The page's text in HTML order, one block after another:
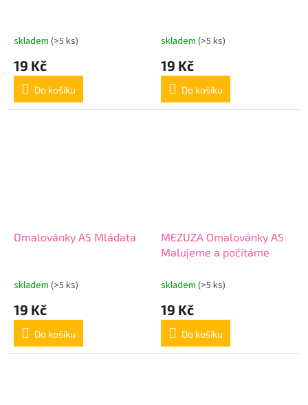
skladem (>5 ks)
19 Kč
Do košíku
skladem (>5 ks)
19 Kč
Do košíku
Omalovánky A5 Mláďata
skladem (>5 ks)
19 Kč
Do košíku
MEZUZA Omalovánky A5
Malujeme a počítáme
skladem (>5 ks)
19 Kč
Do košíku